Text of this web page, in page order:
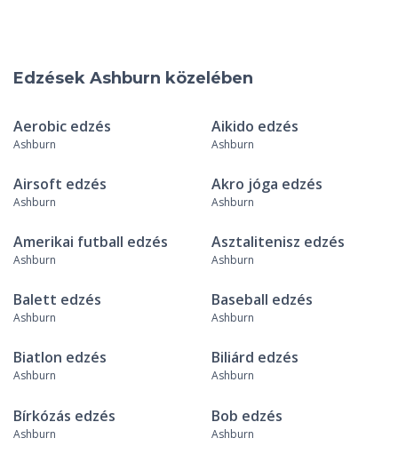
Edzések Ashburn közelében
Aerobic edzés
Ashburn
Aikido edzés
Ashburn
Airsoft edzés
Ashburn
Akro jóga edzés
Ashburn
Amerikai futball edzés
Ashburn
Asztalitenisz edzés
Ashburn
Balett edzés
Ashburn
Baseball edzés
Ashburn
Biatlon edzés
Ashburn
Biliárd edzés
Ashburn
Bírkózás edzés
Ashburn
Bob edzés
Ashburn